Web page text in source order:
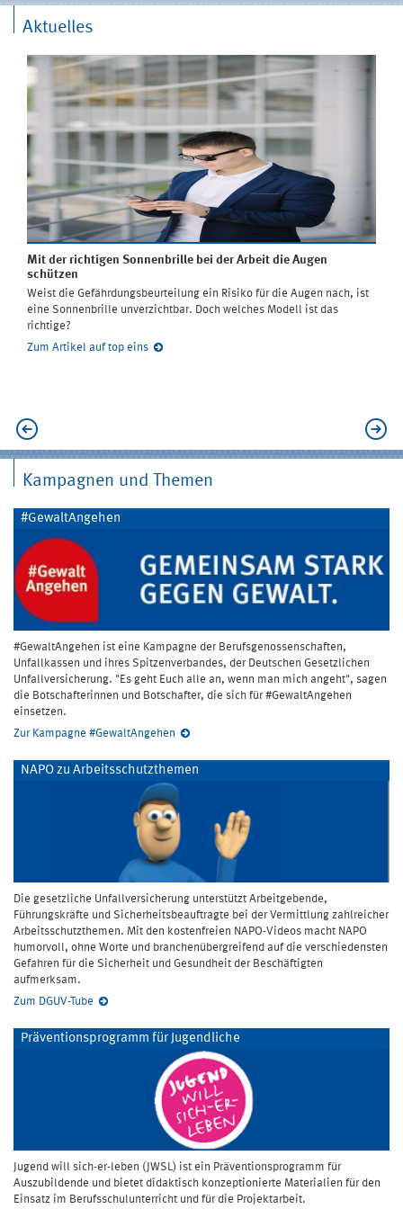
Aktuelles
Mit der richtigen Sonnenbrille bei der Arbeit die Augen
schützen
Weist die Gefährdungsbeurteilung ein Risiko für die Augen nach, ist
eine Sonnenbrille unverzichtbar. Doch welches Modell ist das
richtige?
Zum Artikel auf top eins
Kampagnen und Themen
#GewaltAngehen
#GewaltAngehen ist eine Kampagne der Berufsgenossenschaften,
Unfallkassen und ihres Spitzenverbandes, der Deutschen Gesetzlichen
Unfallversicherung. "Es geht Euch alle an, wenn man mich angeht", sagen
die Botschafterinnen und Botschafter, die sich für #GewaltAngehen
einsetzen.
Zur Kampagne #GewaltAngehen
NAPO zu Arbeitsschutzthemen
Die gesetzliche Unfallversicherung unterstützt Arbeitgebende,
Führungskräfte und Sicherheitsbeauftragte bei der Vermittlung zahlreicher
Arbeitsschutzthemen. Mit den kostenfreien NAPO-Videos macht NAPO
humorvoll, ohne Worte und branchenübergreifend auf die verschiedensten
Gefahren für die Sicherheit und Gesundheit der Beschäftigten
aufmerksam.
Zum DGUV-Tube
Präventionsprogramm für Jugendliche
Jugend will sich-er-leben (JWSL) ist ein Präventionsprogramm für
Auszubildende und bietet didaktisch konzeptionierte Materialien für den
Einsatz im Berufsschulunterricht und für die Projektarbeit.